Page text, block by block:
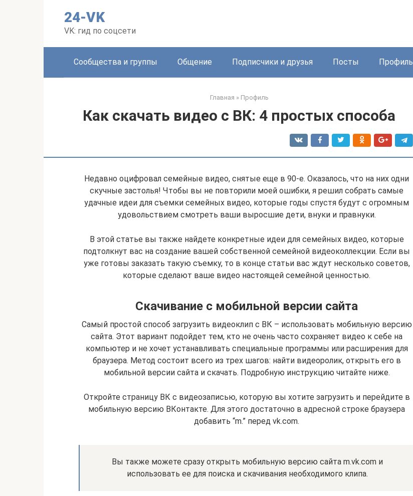
24-VK
VK: гид по соцсети
Сообщества и группы Общение Подписчики и друзья Посты Профиль
Главная » Профиль
Как скачать видео с ВК: 4 простых способа
Недавно оцифровал семейные видео, снятые еще в 90-е. Оказалось, что на них одни
скучные застолья! Чтобы вы не повторили моей ошибки, я решил собрать самые
удачные идеи для съемки семейных видео, которые годы спустя будут с огромным
удовольствием смотреть ваши выросшие дети, внуки и правнуки.
В этой статье вы также найдете конкретные идеи для семейных видео, которые
подтолкнут вас на создание вашей собственной семейной видеоколлекции. Если вы
уже готовы заказать такую съемку, то в конце статьи вас ждут несколько советов,
которые сделают ваше видео настоящей семейной ценностью.
Скачивание с мобильной версии сайта
Самый простой способ загрузить видеоклип с ВК – использовать мобильную версию
сайта. Этот вариант подойдет тем, кто не очень часто сохраняет видео к себе на
компьютер и не хочет устанавливать специальные программы или расширения для
браузера. Метод состоит всего из трех шагов: найти видеоролик, открыть его в
мобильной версии сайта и скачать. Подробную инструкцию читайте ниже.
Откройте страницу ВК с видеозаписью, которую вы хотите загрузить и перейдите в
мобильную версию ВКонтакте. Для этого достаточно в адресной строке браузера
добавить “m.” перед vk.com.
Вы также можете сразу открыть мобильную версию сайта m.vk.com и
использовать ее для поиска и скачивания необходимого клипа.